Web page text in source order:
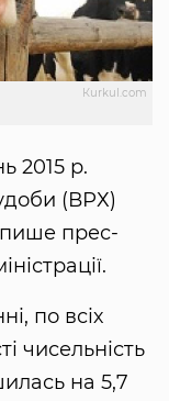
Кurkul.com
2015 р.
(ВРХ)
пише прес-
по всіх
чисельність
на 5,7